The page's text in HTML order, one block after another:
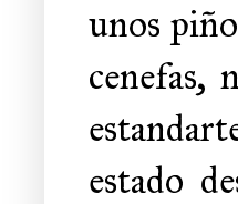
unos
cenefas,
estado